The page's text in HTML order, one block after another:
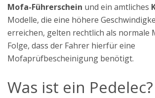
Mofa-Führerschein und ein amtliches
Modelle, die eine höhere
erreichen, gelten rechtlich als normale
Folge, dass der Fahrer hierfür eine
Mofaprüfbescheinigung benötigt.
Was ist ein Pedelec?